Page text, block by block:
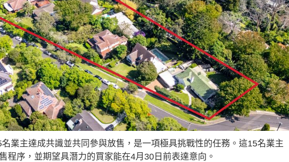
業主達成共識並共同參與放售，是一項極具挑戰性的任務。這15名業主
程序，並期望具潛力的買家能在4月30日前表達意向。